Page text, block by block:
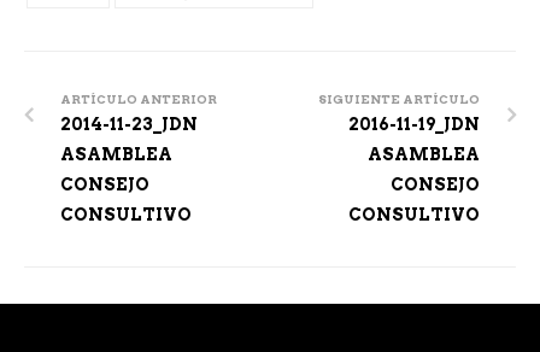
navigation
ARTÍCULO ANTERIOR
2014-11-23_JDN
ASAMBLEA
CONSEJO
CONSULTIVO
SIGUIENTE ARTÍCULO
2016-11-19_JDN
ASAMBLEA
CONSEJO
CONSULTIVO